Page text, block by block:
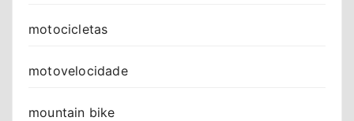
motocicletas
motovelocidade
mountain bike